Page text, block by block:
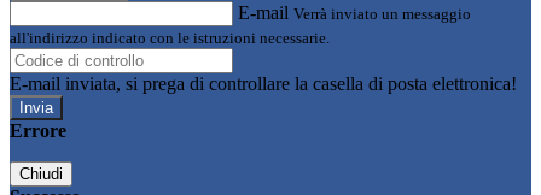
E-mail Verrà inviato un messaggio
all'indirizzo indicato con le istruzioni necessarie.
E-mail inviata, si prega di controllare la casella di posta elettronica!
Errore
Chiudi